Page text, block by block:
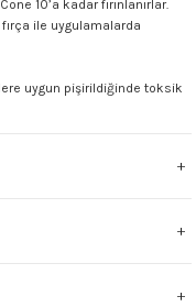
Flux
10’a kadar fırınlanırlar.
ile uygulamalarda
uygun pişirildiğinde toksik